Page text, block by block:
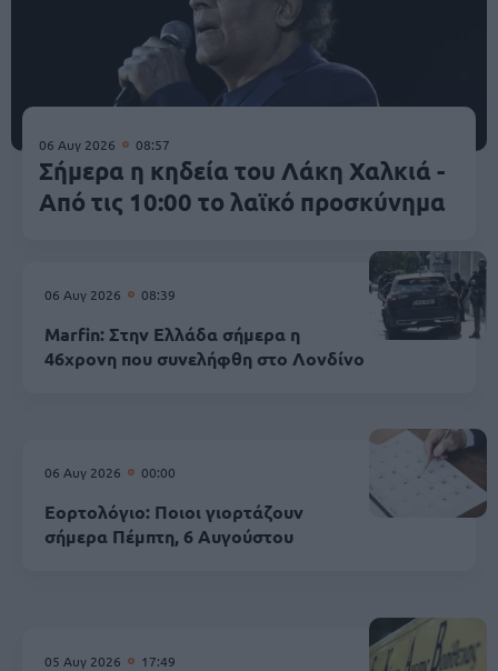
06 Αυγ 2026 08:57
Σήμερα η κηδεία του Λάκη Χαλκιά -
Από τις 10:00 το λαϊκό προσκύνημα
06 Αυγ 2026 08:39
Marfin: Στην Ελλάδα σήμερα η
46χρονη που συνελήφθη στο Λονδίνο
06 Αυγ 2026 00:00
Εορτολόγιο: Ποιοι γιορτάζουν
σήμερα Πέμπτη, 6 Αυγούστου
05 Αυγ 2026 17:49